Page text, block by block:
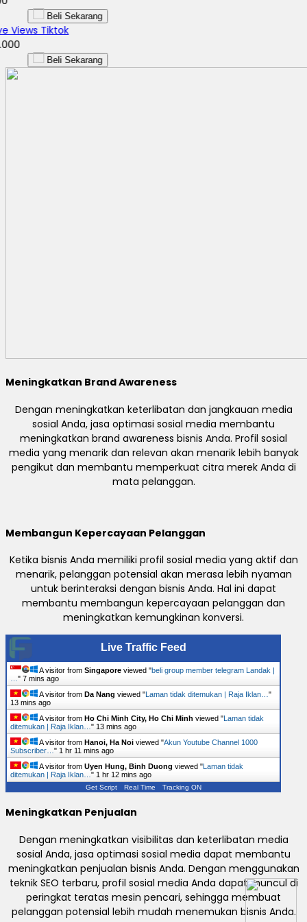
Meningkatkan Brand Awareness
Dengan meningkatkan keterlibatan dan jangkauan media
sosial Anda, jasa optimasi sosial media membantu
meningkatkan brand awareness bisnis Anda. Profil sosial
media yang menarik dan relevan akan menarik lebih banyak
pengikut dan membantu memperkuat citra merek Anda di
mata pelanggan.
Membangun Kepercayaan Pelanggan
Ketika bisnis Anda memiliki profil sosial media yang aktif dan
menarik, pelanggan potensial akan merasa lebih nyaman
untuk berinteraksi dengan bisnis Anda. Hal ini dapat
membantu membangun kepercayaan pelanggan dan
meningkatkan kemungkinan konversi.
Live Traffic Feed
A visitor from Singapore viewed "beli group member telegram Landak |
" 7 mins ago
A visitor from Da Nang viewed " Laman tidak ditemukan | Raja Iklan… "
13 mins ago
A visitor from Ho Chi Minh City, Ho Chi Minh viewed " Laman tidak
ditemukan | Raja Iklan… " 13 mins ago
A visitor from Hanoi, Ha Noi viewed "Akun Youtube Channel 1000
Subscriber… " 1 hr 11 mins ago
A visitor from Uyen Hung, Binh Duong viewed " Laman tidak
ditemukan | Raja Iklan… " 1 hr 12 mins ago
Get Script Real Time Tracking ON
Meningkatkan Penjualan
Dengan meningkatkan visibilitas dan keterlibatan media
sosial Anda, jasa optimasi sosial media dapat membantu
meningkatkan penjualan bisnis Anda. Dengan menggunakan
teknik SEO terbaru, profil sosial media Anda dapat muncul di
peringkat teratas mesin pencari, sehingga membuat
pelanggan potensial lebih mudah menemukan bisnis Anda.